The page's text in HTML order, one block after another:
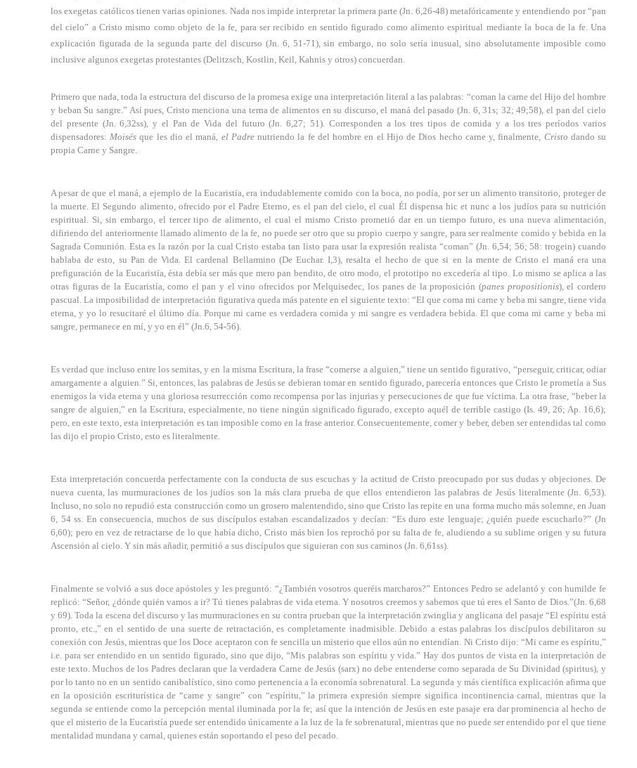
los exegetas católicos tienen varias opiniones. Nada nos impide interpretar la primera parte (Jn. 6,26-48) metafóricamente y entendiendo por “pan
del cielo” a Cristo mismo como objeto de la fe, para ser recibido en sentido figurado como alimento espiritual mediante la boca de la fe. Una
explicación figurada de la segunda parte del discurso (Jn. 6, 51-71), sin embargo, no solo sería inusual, sino absolutamente imposible como
inclusive algunos exegetas protestantes (Delitzsch, Kostlin, Keil, Kahnis y otros) concuerdan.
Primero que nada, toda la estructura del discurso de la promesa exige una interpretación literal a las palabras: “coman la carne del Hijo del hombre
y beban Su sangre.” Así pues, Cristo menciona una terna de alimentos en su discurso, el maná del pasado (Jn. 6, 31s; 32; 49;58), el pan del cielo
del presente (Jn. 6,32ss), y el Pan de Vida del futuro (Jn. 6,27; 51). Corresponden a los tres tipos de comida y a los tres períodos varios
dispensadores:Moisés que les dio el maná, el Padrenutriendo la fe del hombre en el Hijo de Dios hecho carne y, finalmente, Cristo dando su
propia Carne y Sangre.
A pesar de que el maná, a ejemplo de la Eucaristía, era indudablemente comido con la boca, no podía, por ser un alimento transitorio, proteger de
la muerte. El Segundo alimento, ofrecido por el Padre Eterno, es el pan del cielo, el cual Él dispensa hic et nunc a los judíos para su nutrición
espiritual. Si, sin embargo, el tercer tipo de alimento, el cual el mismo Cristo prometió dar en un tiempo futuro, es una nueva alimentación,
difiriendo del anteriormente llamado alimento de la fe, no puede ser otro que su propio cuerpo y sangre, para ser realmente comido y bebida en la
Sagrada Comunión. Esta es la razón por la cual Cristo estaba tan listo para usar la expresión realista “coman” (Jn. 6,54; 56; 58: trogein) cuando
hablaba de esto, su Pan de Vida. El cardenal Bellarmino (De Euchar. I,3), resalta el hecho de que si en la mente de Cristo el maná era una
prefiguración de la Eucaristía, ésta debía ser más que mero pan bendito, de otro modo, el prototipo no excedería al tipo. Lo mismo se aplica a las
otras figuras de la Eucaristía, como el pan y el vino ofrecidos por Melquisedec, los panes de la proposición (panes propositionis), el cordero
pascual. La imposibilidad de interpretación figurativa queda más patente en el siguiente texto: “El que coma mi carne y beba mi sangre, tiene vida
eterna, y yo lo resucitaré el último día. Porque mi carne es verdadera comida y mi sangre es verdadera bebida. El que coma mi carne y beba mi
sangre, permanece en mí, y yo en él” (Jn.6, 54-56).
Es verdad que incluso entre los semitas, y en la misma Escritura, la frase “comerse a alguien,” tiene un sentido figurativo, “perseguir, criticar, odiar
amargamente a alguien.” Si, entonces, las palabras de Jesús se debieran tomar en sentido figurado, parecería entonces que Cristo le prometía a Sus
enemigos la vida eterna y una gloriosa resurrección como recompensa por las injurias y persecuciones de que fue víctima. La otra frase, “beber la
sangre de alguien,” en la Escritura, especialmente, no tiene ningún significado figurado, excepto aquél de terrible castigo (Is. 49, 26; Ap. 16,6);
pero, en este texto, esta interpretación es tan imposible como en la frase anterior. Consecuentemente, comer y beber, deben ser entendidas tal como
las dijo el propio Cristo, esto es literalmente.
Esta interpretación concuerda perfectamente con la conducta de sus escuchas y la actitud de Cristo preocupado por sus dudas y objeciones. De
nueva cuenta, las murmuraciones de los judíos son la más clara prueba de que ellos entendieron las palabras de Jesús literalmente (Jn. 6,53).
Incluso, no solo no repudió esta construcción como un grosero malentendido, sino que Cristo las repite en una forma mucho más solemne, en Juan
6, 54 ss. En consecuencia, muchos de sus discípulos estaban escandalizados y decían: “Es duro este lenguaje; ¿quién puede escucharlo?” (Jn
6,60); pero en vez de retractarse de lo que había dicho, Cristo más bien los reprochó por su falta de fe, aludiendo a su sublime origen y su futura
Ascensión al cielo. Y sin más añadir, permitió a sus discípulos que siguieran con sus caminos (Jn. 6,61ss).
Finalmente se volvió a sus doce apóstoles y les preguntó: “¿También vosotros queréis marcharos?” Entonces Pedro se adelantó y con humilde fe
replicó: “Señor, ¿dónde quién vamos a ir? Tú tienes palabras de vida eterna. Y nosotros creemos y sabemos que tú eres el Santo de Dios.”(Jn. 6,68
y 69). Toda la escena del discurso y las murmuraciones en su contra prueban que la interpretación zwinglia y anglicana del pasaje “El espíritu está
pronto, etc.,” en el sentido de una suerte de retractación, es completamente inadmisible. Debido a estas palabras los discípulos debilitaron su
conexión con Jesús, mientras que los Doce aceptaron con fe sencilla un misterio que ellos aún no entendían. Ni Cristo dijo: “Mi carne es espíritu,”
i.e. para ser entendido en un sentido figurado, sino que dijo, “Mis palabras son espíritu y vida.” Hay dos puntos de vista en la interpretación de
este texto. Muchos de los Padres declaran que la verdadera Carne de Jesús (sarx) no debe entenderse como separada de Su Divinidad (spiritus), y
por lo tanto no en un sentido canibalístico, sino como pertenencia a la economía sobrenatural. La segunda y más científica explicación afirma que
en la oposición escriturística de “carne y sangre” con “espíritu,” la primera expresión siempre significa incontinencia carnal, mientras que la
segunda se entiende como la percepción mental iluminada por la fe; así que la intención de Jesús en este pasaje era dar prominencia al hecho de
que el misterio de la Eucaristía puede ser entendido únicamente a la luz de la fe sobrenatural, mientras que no puede ser entendido por el que tiene
mentalidad mundana y carnal, quienes están soportando el peso del pecado.